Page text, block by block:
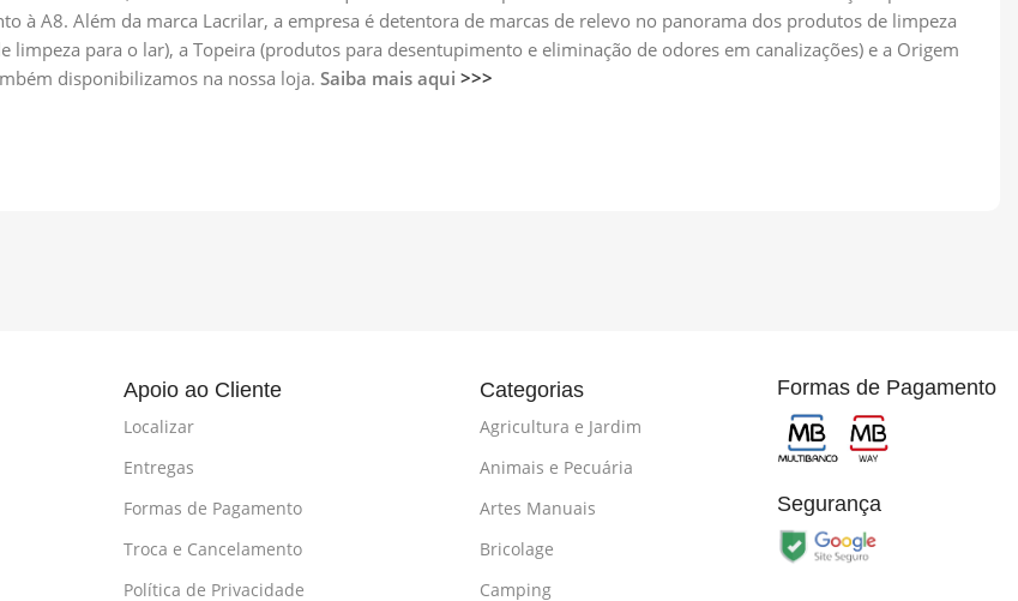
à A8. Além da marca Lacrilar, a empresa é detentora de marcas de relevo no panorama dos produtos de limpeza
para o lar), a Topeira (produtos para desentupimento e eliminação de odores em canalizações) e a Origem
disponibilizamos na nossa loja. Saiba mais aqui >>>
Apoio ao Cliente
Localizar
Entregas
Formas de Pagamento
Troca e Cancelamento
Política de Privacidade
Categorias
Agricultura e Jardim
Animais e Pecuária
Artes Manuais
Bricolage
Camping
Formas de Pagamento
Segurança